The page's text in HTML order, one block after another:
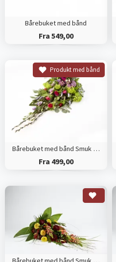
Bårebuket med bånd
Fra 549,00
Produkt med bånd
Bårebuket med bånd Smuk bårebuket efter blomsterdekoratørens valg
Fra 499,00